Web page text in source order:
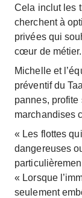
Cela inclut les
cherchent à
privées qui
cœur de métier.
Michelle et
préventif du
pannes, profite
marchandises
« Les flottes
dangereuses
« Lorsque
seulement